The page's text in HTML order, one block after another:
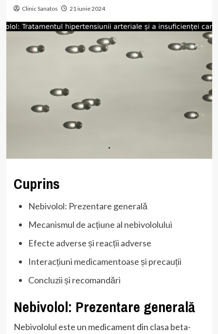
Clinic Sanatos 21 iunie 2024
Cuprins
Nebivolol: Prezentare generală
Mecanismul de acțiune al nebivololului
Efecte adverse și reacții adverse
Interacțiuni medicamentoase și precauții
Concluzii și recomandări
Nebivolol: Prezentare generală
Nebivololul este un medicament din clasa beta-